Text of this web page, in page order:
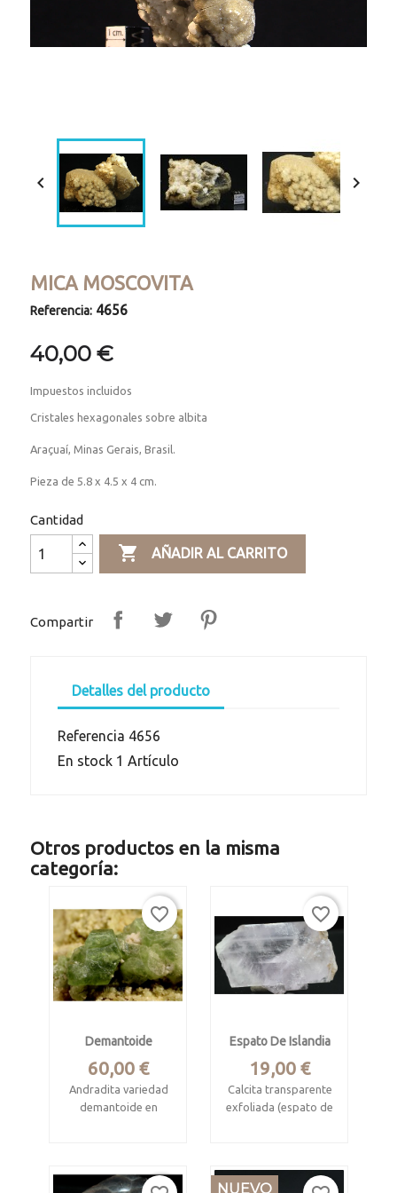
 
MICA MOSCOVITA
Referencia: 4656
40,00 €
Impuestos incluidos
Cristales hexagonales sobre albita
Araçuaí, Minas Gerais, Brasil.
Pieza de 5.8 x 4.5 x 4 cm.
Cantidad
 AÑADIR AL CARRITO
Compartir
Detalles del producto
Referencia 4656
En stock 1 Artículo
Otros productos en la misma
categoría:
Demantoide
Precio
60,00 €
Andradita variedad
demantoide en
Antsakoamanondro,
favorite_border
Espato De Islandia
Precio
19,00 €
Calcita transparente
exfoliada (espato de
Mide 6.5 x 4.2 x 1.5
favorite_border
NUEVO